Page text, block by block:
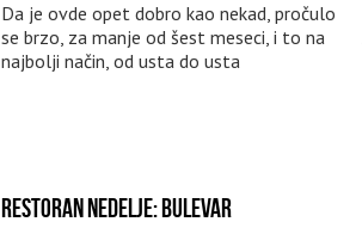
Da je ovde opet dobro kao nekad, pročulo
se brzo, za manje od šest meseci, i to na
najbolji način, od usta do usta
RESTORAN NEDELJE: BULEVAR